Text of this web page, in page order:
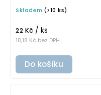
samolepka na
Skladem (>10 ks)
18,18 Kč bez DPH
22 Kč / ks
Do košíku